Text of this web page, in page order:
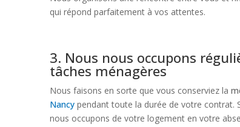
qui répond parfaitement à vos attentes.
3. Nous nous occupons
tâches ménagères
Nous faisons en sorte que vous conserviez la
Nancypendant toute la durée de votre contrat.
nous occupons de votre logement en votre